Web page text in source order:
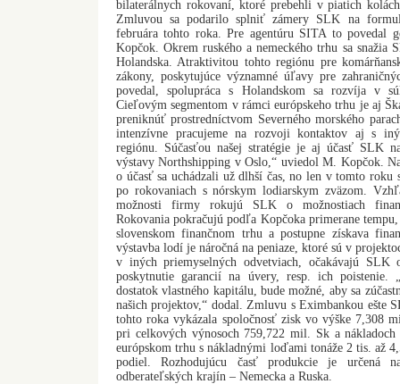
bilaterálnych rokovaní, ktoré prebehli v piatich
Zmluvou sa podarilo splniť zámery SLK na
februára tohto roka. Pre agentúru SITA to povedal
Kopčok. Okrem ruského a nemeckého trhu sa snažia
Holandska. Atraktivitou tohto regiónu pre
zákony, poskytujúce významné úľavy pre
povedal, spolupráca s Holandskom sa rozvíja v
Cieľovým segmentom v rámci európskeho trhu je aj
preniknúť prostredníctvom Severného morského
intenzívne pracujeme na rozvoji kontaktov aj s
regiónu. Súčasťou našej stratégie je aj účasť SLK
výstavy Northshipping v Oslo,“ uviedol M. Kopčok.
o účasť sa uchádzali už dlhší čas, no len v tomto roku
po rokovaniach s nórskym lodiarskym zväzom.
možnosti firmy rokujú SLK o možnostiach
Rokovania pokračujú podľa Kopčoka primerane
slovenskom finančnom trhu a postupne získava
výstavba lodí je náročná na peniaze, ktoré sú v
v iných priemyselných odvetviach, očakávajú SLK
poskytnutie garancií na úvery, resp. ich poistenie.
dostatok vlastného kapitálu, bude možné, aby sa
našich projektov,“ dodal. Zmluvu s Eximbankou ešte
tohto roka vykázala spoločnosť zisk vo výške 7,308
pri celkových výnosoch 759,722 mil. Sk a
európskom trhu s nákladnými loďami tonáže 2 tis. až
podiel. Rozhodujúcu časť produkcie je určená
odberateľských krajín – Nemecka a Ruska.